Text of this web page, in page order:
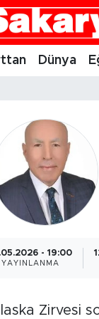
Dünya
- 19:00
YAYINLANMA
Zirvesi
Eczaneler
Vakitleri
Yoğunluk
Durumu ve